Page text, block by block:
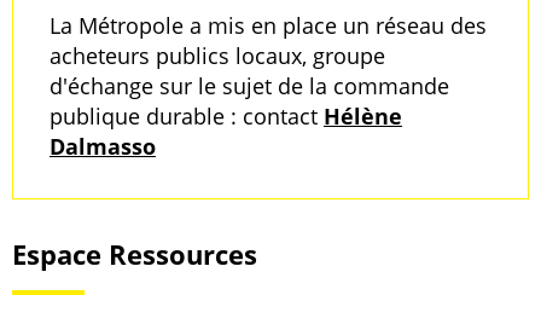
La Métropole a mis en place un réseau des
acheteurs publics locaux, groupe
d'échange sur le sujet de la commande
publique durable : contact Hélène
Dalmasso
Espace Ressources